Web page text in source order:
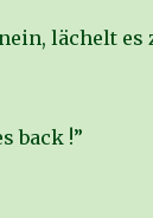
lächelt es
back !”